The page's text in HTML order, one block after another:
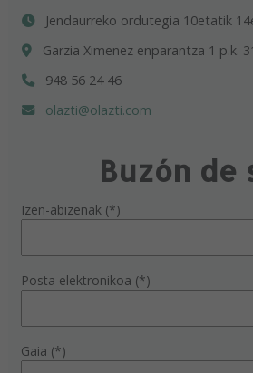
Jendaurreko ordutegia 10etatik
Garzia Ximenez enparantza 1 p.k.
948 56 24 46
olazti@olazti.com
Buzón de
Izen-abizenak (*)
Posta elektronikoa (*)
Gaia (*)